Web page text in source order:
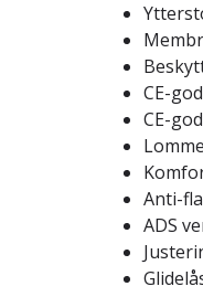
CE-
CE-
Anti-
ADS